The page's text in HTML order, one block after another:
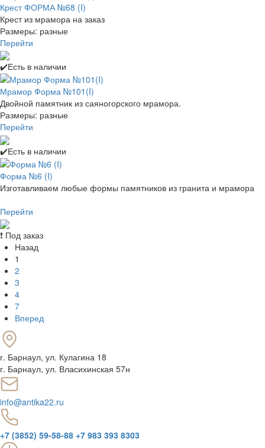
Крест ФОРМА №68 (I)
Крест из мрамора на заказ
Размеры: разные
Перейти
✔️Есть в наличии
Мрамор Форма №101(I)
Двойной памятник из саяногорского мрамора.
Размеры: разные
Перейти
✔️Есть в наличии
Форма №6 (I)
Изготавливаем любые формы памятников из гранита и мрамора
Перейти
❗ Под заказ
Назад
1
2
3
4
7
Вперед
г. Барнаул, ул. Кулагина 18
г. Барнаул, ул. Власихинская 57н
info@antika22.ru
+7 (3852) 59-58-88 +7 983 393 8303